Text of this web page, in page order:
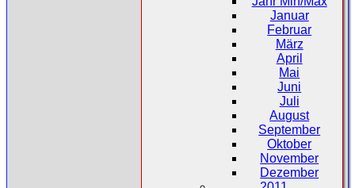
Januar
Februar
März
April
Mai
Juni
Juli
August
September
Oktober
November
Dezember